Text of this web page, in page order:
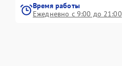
Время работы
Ежедневно с 9:00 до 21:00